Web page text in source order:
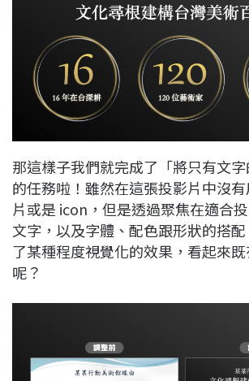
那這樣子我們就完成了「將只有文字
的任務啦！雖然在這張投影片中沒
片或是 icon，但是透過聚焦在適合
文字，以及字體、配色跟形狀的搭
了某種程度視覺化的效果，看起來
呢？